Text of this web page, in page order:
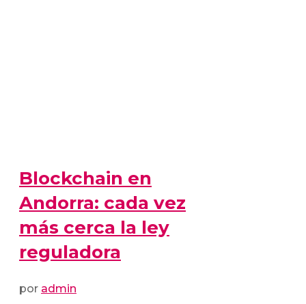
Blockchain en
Andorra: cada vez
más cerca la ley
reguladora
por admin